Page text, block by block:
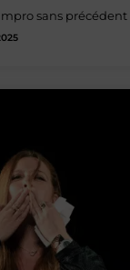
sans précédent